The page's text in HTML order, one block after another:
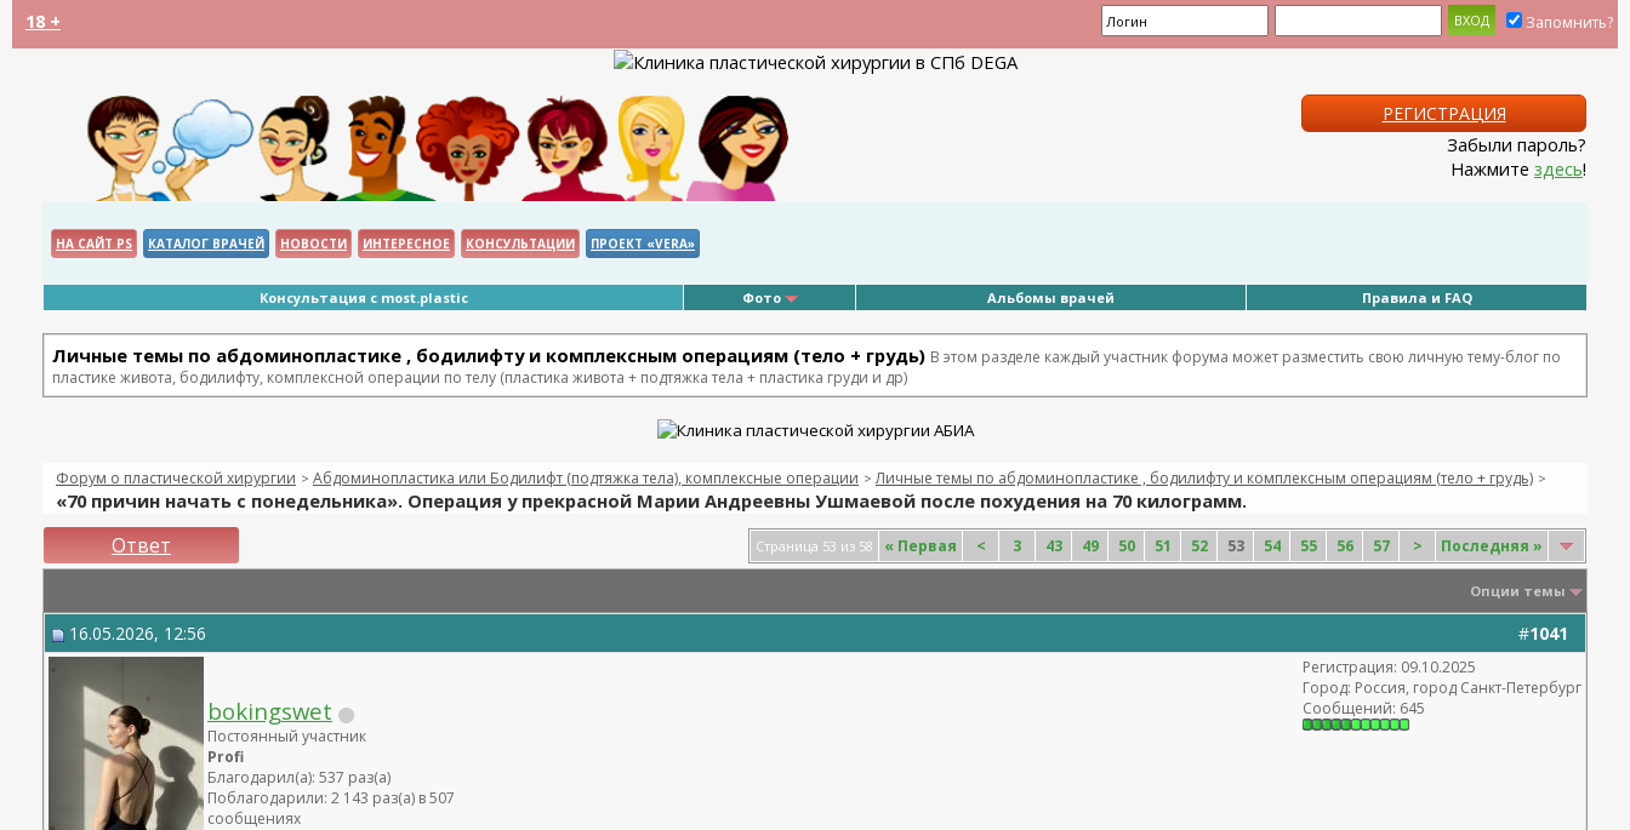
18 + Запомнить?
РЕГИСТРАЦИЯ
Забыли пароль?
Нажмите здесь!
НА САЙТ PS КАТАЛОГ ВРАЧЕЙ НОВОСТИ ИНТЕРЕСНОЕ КОНСУЛЬТАЦИИ ПРОЕКТ «VERA»
Консультация с most.plastic Фото Альбомы врачей Правила и FAQ
Личные темы по абдоминопластике , бодилифту и комплексным операциям (тело + грудь) В этом разделе каждый участник форума может разместить свою личную тему-блог по
пластике живота, бодилифту, комплексной операции по телу (пластика живота + подтяжка тела + пластика груди и др)
Форум о пластической хирургии > Абдоминопластика или Бодилифт (подтяжка тела), комплексные операции >Личные темы по абдоминопластике , бодилифту и комплексным операциям (тело + грудь) >
«70 причин начать с понедельника». Операция у прекрасной Марии Андреевны Ушмаевой после похудения на 70 килограмм.
Ответ Страница 53 из 58 « Первая < 3 43 49 50 51 52 53 54 55 56 57 > Последняя »
Опции темы
#1041
16.05.2026, 12:56
bokingswet
Постоянный участник
Profi
Благодарил(а): 537 раз(а)
Поблагодарили: 2 143 раз(а) в 507
сообщениях
Регистрация: 09.10.2025
Город: Россия, город Санкт-Петербург
Сообщений: 645